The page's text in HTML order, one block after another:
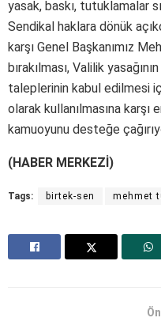
yasak, baskı, tutuklamalar
Sendikal haklara dönük
karşı Genel Başkanımız
bırakılması, Valilik
taleplerinin kabul edilmesi
olarak kullanılmasına
kamuoyunu desteğe
(HABER MERKEZİ)
Tags: birtek-sen mehmet